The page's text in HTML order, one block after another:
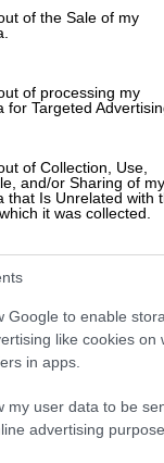
of the Sale of my
of processing my
for Targeted
of Collection, Use,
and/or Sharing of my
that Is Unrelated with
it was collected.
Google to enable
like cookies on
in apps.
my user data to be
advertising
18:04
Έξι
για τον
και